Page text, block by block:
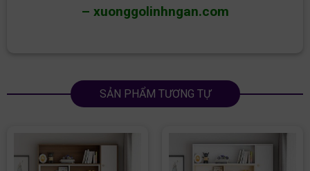
– xuonggolinhngan.com
SẢN PHẨM TƯƠNG TỰ